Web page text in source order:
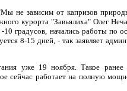
не зависим от капризов
курорта "Завьялиха" Олег
градусов, начались работы по
8-15 дней, - так заявляет
уже 19 ноября. Такое ранее
сейчас работает на полную